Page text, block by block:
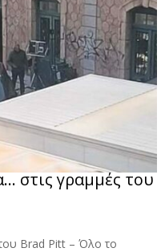
στις γραμμές του
Brad Pitt – Όλο το